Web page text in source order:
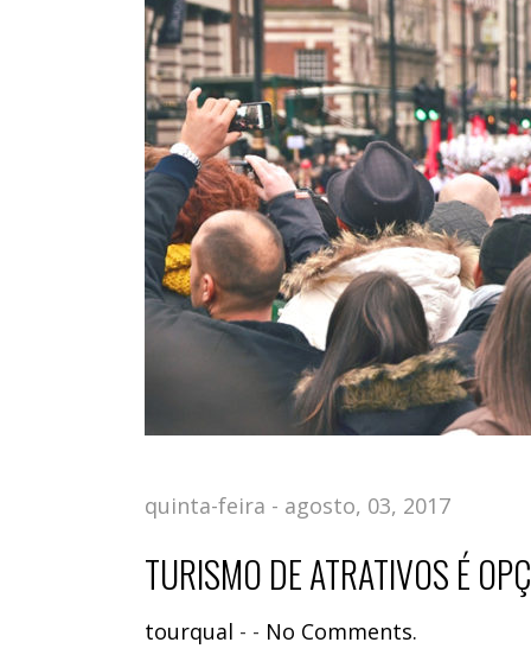
quinta-feira - agosto, 03, 2017
TURISMO DE ATRATIVOS É
tourqual - - No Comments.